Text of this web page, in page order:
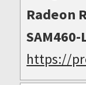
Radeon
SAM460-
https://